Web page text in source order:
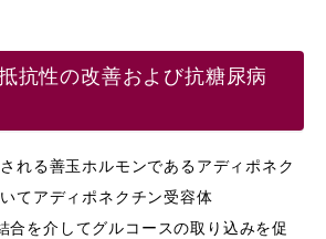
抗性の改善および抗糖尿病
れる善玉ホルモンであるアディポネク
てアディポネクチン受容体
合を介してグルコースの取り込みを促